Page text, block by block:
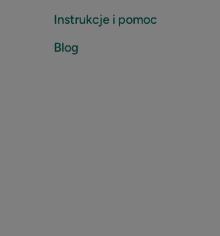
Instrukcje i pomoc
Blog